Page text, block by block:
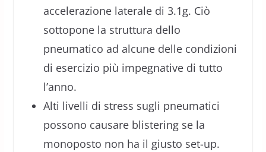
accelerazione laterale di 3.1g. Ciò
sottopone la struttura dello
pneumatico ad alcune delle condizioni
di esercizio più impegnative di tutto
l’anno.
Alti livelli di stress sugli pneumatici
possono causare blistering se la
monoposto non ha il giusto set-up.